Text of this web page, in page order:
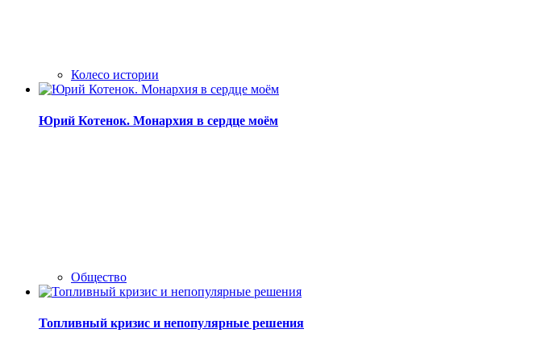
Колесо истории
Юрий Котенок. Монархия в сердце моём
Общество
Топливный кризис и непопулярные решения